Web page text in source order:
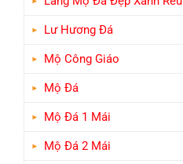
Lư Hương Đá
Mộ Công Giáo
Mộ Đá
Mộ Đá 1 Mái
Mộ Đá 2 Mái